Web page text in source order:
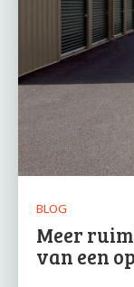
BLOG
Meer
van een